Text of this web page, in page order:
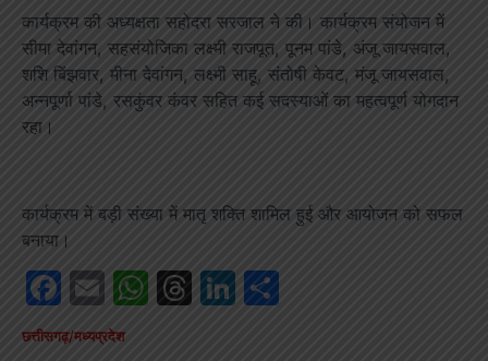
कार्यक्रम की अध्यक्षता सहोदरा सरजाल ने की। कार्यक्रम संयोजन में
सीमा देवांगन, सहसंयोजिका लक्ष्मी राजपूत, पूनम पांडे, अंजू जायसवाल,
शशि बिंझवार, मीना देवांगन, लक्ष्मी साहू, संतोषी केवट, मंजू जायसवाल,
अन्नपूर्णा पांडे, रसकुंवर कंवर सहित कई सदस्याओं का महत्वपूर्ण योगदान
रहा।
कार्यक्रम में बड़ी संख्या में मातृ शक्ति शामिल हुई और आयोजन को सफल
बनाया।
Facebook
EmailWhatsApp
Threads
LinkedIn
छत्तीसगढ़/मध्यप्रदेश